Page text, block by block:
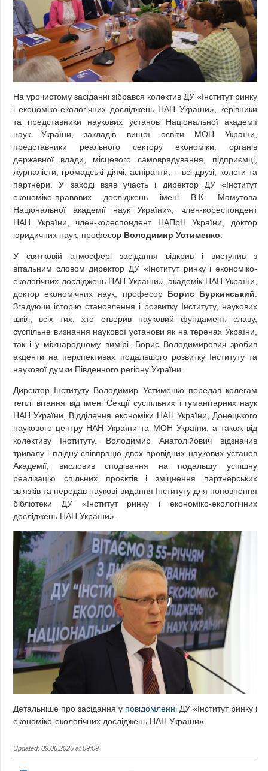
На урочистому засіданні зібрався колектив ДУ «Інститут ринку
і економіко-екологічних досліджень НАН України», керівники
та представники наукових установ Національної академії
наук України, закладів вищої освіти МОН України,
представники реального сектору економіки, органів
державної влади, місцевого самоврядування, підприємці,
журналісти, громадські діячі, аспіранти, – всі друзі, колеги та
партнери. У заході взяв участь і директор ДУ «Інститут
економіко-правових досліджень імені В.К. Мамутова
Національної академії наук України», член-кореспондент
НАН України, член-кореспондент НАПрН України, доктор
юридичних наук, професор Володимир Устименко
У святковій атмосфері засідання відкрив і виступив з
вітальним словом директор ДУ «Інститут ринку і економіко-
екологічних досліджень НАН України», академік НАН України,
доктор економічних наук, професор Борис Буркинський
Згадуючи історію становлення і розвитку Інституту, наукових
шкіл, всіх тих, хто створив науковий фундамент, славу,
суспільне визнання наукової установи як на теренах України,
так і у міжнародному вимірі, Борис Володимирович зробив
акценти на перспективах подальшого розвитку Інституту та
наукової думки Південного регіону України.
Директор Інституту Володимир Устименко передав колегам
теплі вітання від імені Секції суспільних і гуманітарних наук
НАН України, Відділення економіки НАН України, Донецького
наукового центру НАН України та МОН України, а також від
колективу Інституту. Володимир Анатолійович відзначив
тривалу і плідну співпрацю двох провідних наукових установ
Академії, висловив сподівання на подальшу успішну
реалізацію спільних проєктів і зміцнення партнерських
зв’язків та передав наукові видання Інституту для поповнення
бібліотеки ДУ «Інститут ринку і економіко-екологічних
досліджень НАН України».
Детальніше про засідання у повідомленні ДУ «Інститут ринку і
економіко-екологічних досліджень НАН України».
Updated: 09.06.2025 at 09:09